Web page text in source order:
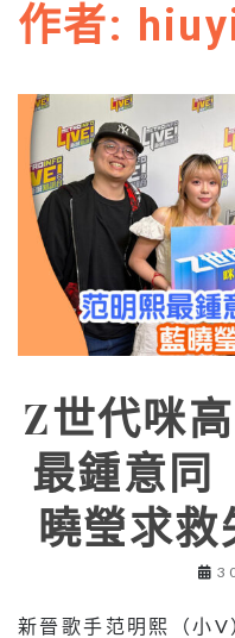
作者:
Z世代咪
最鍾意同
曉瑩求救
新晉歌手范明熙（小